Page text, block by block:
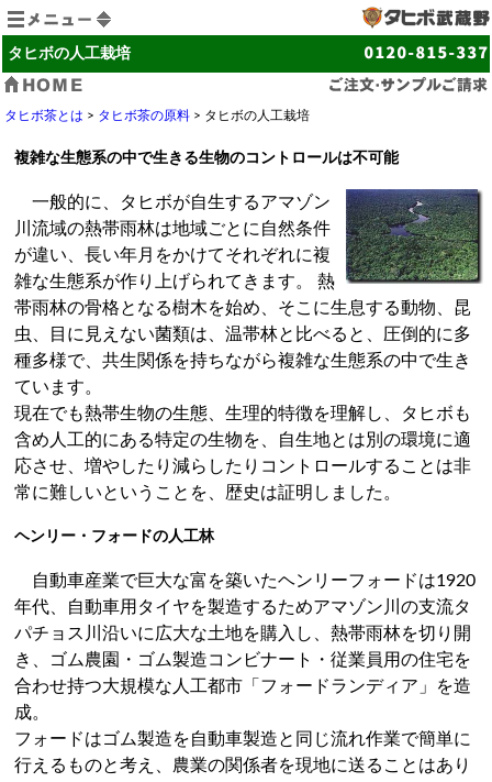
タヒボ茶とは
タヒボ茶の作り方と飲み方
「タヒボNFD」の基礎栄養素
製造工程・安全性試験
タヒボ茶に関してよくある質問
お問い合わせ先
お客様サポート
お知らせ
ご注文・資料サンプルご請求
サイトマップ
タヒボの人工栽培
タヒボ茶とは > タヒボ茶の原料 > タヒボの人工栽培
複雑な生態系の中で生きる生物のコントロールは不可能
一般的に、タヒボが自生するアマゾン
川流域の熱帯雨林は地域ごとに自然条件
が違い、長い年月をかけてそれぞれに複
雑な生態系が作り上げられてきます。 熱
帯雨林の骨格となる樹木を始め、そこに生息する動物、昆
虫、目に見えない菌類は、温帯林と比べると、圧倒的に多
種多様で、共生関係を持ちながら複雑な生態系の中で生き
ています。
現在でも熱帯生物の生態、生理的特徴を理解し、タヒボも
含め人工的にある特定の生物を、自生地とは別の環境に適
応させ、増やしたり減らしたりコントロールすることは非
常に難しいということを、歴史は証明しました。
ヘンリー・フォードの人工林
自動車産業で巨大な富を築いたヘンリーフォードは1920
年代、自動車用タイヤを製造するためアマゾン川の支流タ
パチョス川沿いに広大な土地を購入し、熱帯雨林を切り開
き、ゴム農園・ゴム製造コンビナート・従業員用の住宅を
合わせ持つ大規模な人工都市「フォードランディア」を造
成。
フォードはゴム製造を自動車製造と同じ流れ作業で簡単に
行えるものと考え、農業の関係者を現地に送ることはあり